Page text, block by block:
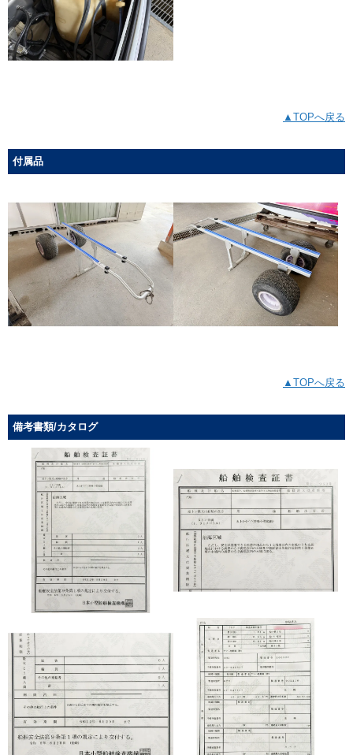
▲TOPへ戻る
付属品
▲TOPへ戻る
備考書類/カタログ